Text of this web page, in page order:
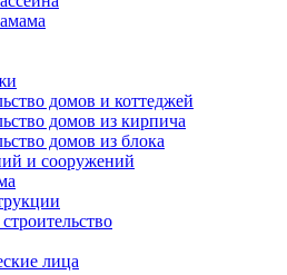
домов и коттеджей
домов из кирпича
домов из блока
и сооружений
лица